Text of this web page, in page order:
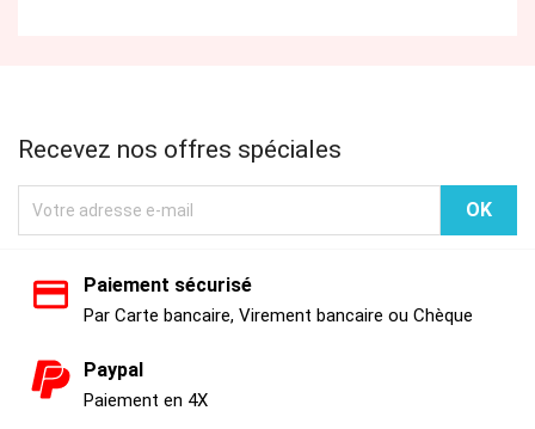
Recevez nos offres spéciales
Paiement sécurisé
Par Carte bancaire, Virement bancaire ou Chèque
Paypal
Paiement en 4X